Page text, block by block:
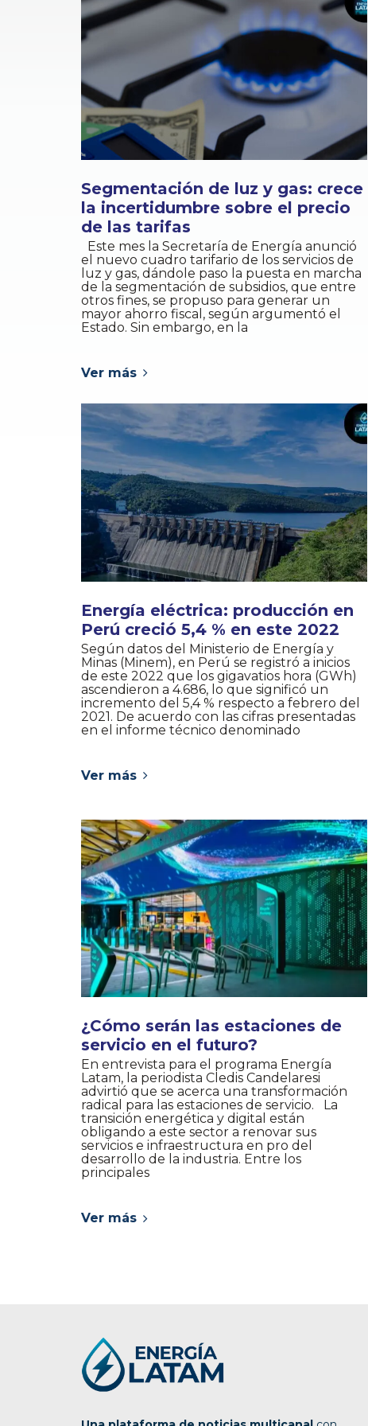
Segmentación de luz y gas: crece
la incertidumbre sobre el precio
de las tarifas
Este mes la Secretaría de Energía anunció
el nuevo cuadro tarifario de los servicios de
luz y gas, dándole paso la puesta en marcha
de la segmentación de subsidios, que entre
otros fines, se propuso para generar un
mayor ahorro fiscal, según argumentó el
Estado. Sin embargo, en la
Ver más
Energía eléctrica: producción en
Perú creció 5,4 % en este 2022
Según datos del Ministerio de Energía y
Minas (Minem), en Perú se registró a inicios
de este 2022 que los gigavatios hora (GWh)
ascendieron a 4.686, lo que significó un
incremento del 5,4 % respecto a febrero del
2021. De acuerdo con las cifras presentadas
en el informe técnico denominado
Ver más
¿Cómo serán las estaciones de
servicio en el futuro?
En entrevista para el programa Energía
Latam, la periodista Cledis Candelaresi
advirtió que se acerca una transformación
radical para las estaciones de servicio. La
transición energética y digital están
obligando a este sector a renovar sus
servicios e infraestructura en pro del
desarrollo de la industria. Entre los
principales
Ver más